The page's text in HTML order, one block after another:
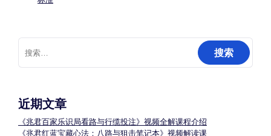
搜
索：
近期文章
《兆君百家乐识局看路与行缆投注》视频全解课程介绍
《兆君红蓝宝藏心法：八路与狙击笔记本》视频解读课